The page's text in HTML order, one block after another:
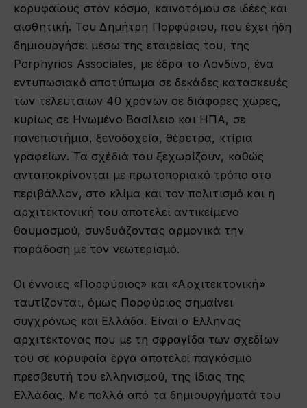
κορυφαίους στον κόσμο, καινοτόμου σε ιδέες και
αισθητική. Του Δημήτρη Πορφύριου, που έχει ήδη
δημιουργήσει μέσω της εταιρείας του, της
Porphyrios Associates, με έδρα το Λονδίνο, ένα
εντυπωσιακό αποτύπωμα σε δεκάδες κατασκευές
των τελευταίων 40 χρόνων σε διάφορες χώρες,
κυρίως σε Ηνωμένο Βασίλειο και ΗΠΑ, σε
πανεπιστήμια, ξενοδοχεία, θέρετρα, κτίρια
γραφείων. Τα σχέδιά του ξεχωρίζουν, καθώς
ανταποκρίνονται με πρωτοποριακό τρόπο στο
περιβάλλον, στο κλίμα και τον πολιτισμό και η
αρχιτεκτονική του αποτελεί αντικείμενο
θαυμασμού, συνδυάζοντας αρμονικά την
παράδοση με τον νεωτερισμό.
Οι έννοιες «Πορφύριος» και «Αρχιτεκτονική»
ταυτίζονται, όμως Πορφύριος σημαίνει
συγχρόνως και Ελλάδα. Είναι ο Ελληνας
αρχιτέκτονας που με τη σφραγίδα των σχεδίων
του σε κορυφαία έργα αποτελεί παγκόσμιο
πρεσβευτή του ελληνισμού, της ίδιας της
Ελλάδας. Με πολλά από τα δημιουργήματά του